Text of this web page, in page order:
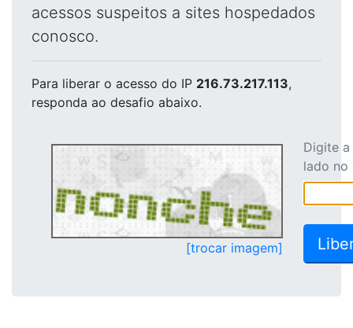
acessos suspeitos a sites hospedados
conosco.
Para liberar o acesso do IP 216.73.217.113,
responda ao desafio abaixo.
[trocar imagem]
Digite
lado no